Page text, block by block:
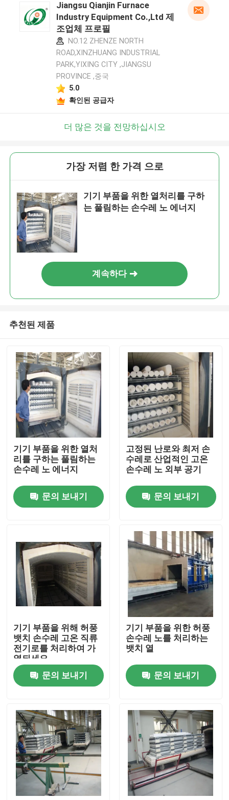
집
우리에 대하여
공장 여행
품질 관리
소식
인용문을 요구하세요
롤러 단조로
푸셔 전기로
Jiangsu Qianjin Furnace
Industry Equipment Co.,Ltd 제
조업체 프로필
NO.12 ZHENZE NORTH
ROAD,XINZHUANG INDUSTRIAL
PARK,YIXING CITY ,JIANGSU
PROVINCE ,중국
5.0
확인된 공급자
더 많은 것을 전망하십시오
가장 저렴 한 가격 으로
기기 부품을 위한 열처리를 구하
는 풀림하는 손수레 노 에너지
계속하다
추천된 제품
기기 부품을 위한 열처
리를 구하는 풀림하는
손수레 노 에너지
문의 보내기
고정된 난로와 최저 손
수레로 산업적인 고온
손수레 노 외부 공기
문의 보내기
기기 부품을 위해 허풍
뱃치 손수레 고온 직류
전기로를 처리하여 가
열되세요
문의 보내기
기기 부품을 위한 허풍
손수레 노를 처리하는
뱃치 열
문의 보내기